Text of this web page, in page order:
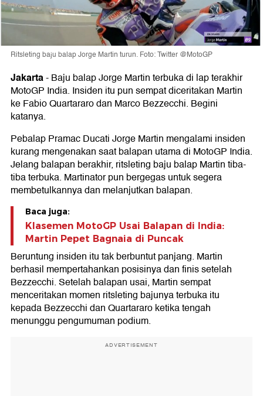
Ritsleting baju balap Jorge Martin turun. Foto: Twitter @MotoGP
Jakarta-Baju balap Jorge Martin terbuka di lap terakhir
MotoGP India. Insiden itu pun sempat diceritakan Martin
ke Fabio Quartararo dan Marco Bezzecchi. Begini
katanya.
Pebalap Pramac Ducati Jorge Martin mengalami insiden
kurang mengenakan saat balapan utama di MotoGP India.
Jelang balapan berakhir, ritsleting baju balap Martin tiba-
tiba terbuka. Martinator pun bergegas untuk segera
membetulkannya dan melanjutkan balapan.
Baca juga:
Klasemen MotoGP Usai Balapan di India:
Martin Pepet Bagnaia di Puncak
Beruntung insiden itu tak berbuntut panjang. Martin
berhasil mempertahankan posisinya dan finis setelah
Bezzecchi. Setelah balapan usai, Martin sempat
menceritakan momen ritsleting bajunya terbuka itu
kepada Bezzecchi dan Quartararo ketika tengah
menunggu pengumuman podium.
ADVERTISEMENT